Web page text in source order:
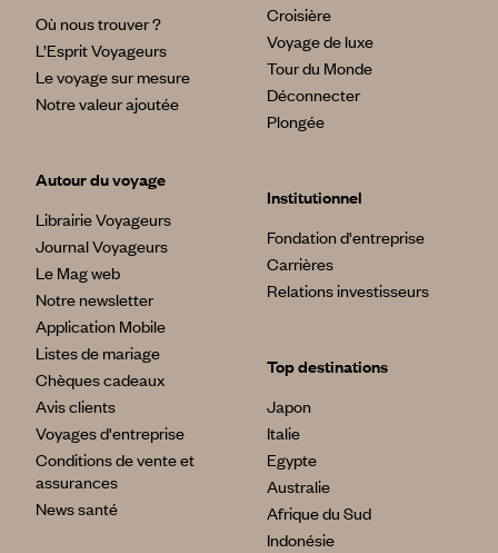
Où nous trouver ?
L’Esprit Voyageurs
Le voyage sur mesure
Notre valeur ajoutée
Autour du voyage
Librairie Voyageurs
Journal Voyageurs
Le Mag web
Notre newsletter
Application Mobile
Listes de mariage
Chèques cadeaux
Avis clients
Voyages d'entreprise
Conditions de vente et
assurances
News santé
Croisière
Voyage de luxe
Tour du Monde
Déconnecter
Plongée
Institutionnel
Fondation d'entreprise
Carrières
Relations investisseurs
Top destinations
Japon
Italie
Egypte
Australie
Afrique du Sud
Indonésie